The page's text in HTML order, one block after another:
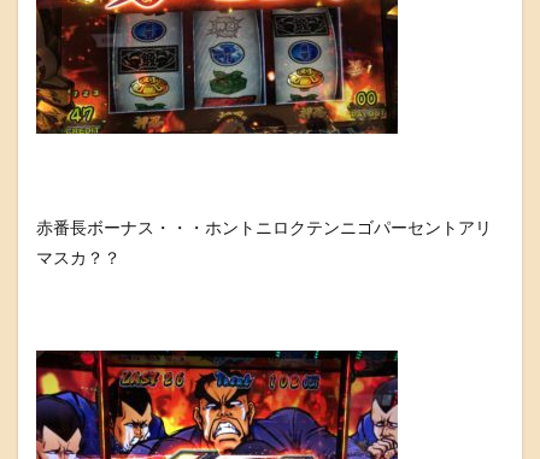
赤番長ボーナス・・・ホントニロクテンニゴパーセントアリ
マスカ？？